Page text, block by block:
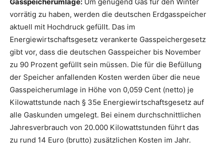
vorrätig zu haben, werden die deutschen Erdgasspeicher
aktuell mit Hochdruck gefüllt. Das im
Energiewirtschaftsgesetz verankerte Gasspeichergesetz
gibt vor, dass die deutschen Gasspeicher bis November
zu 90 Prozent gefüllt sein müssen. Die für die Befüllung
der Speicher anfallenden Kosten werden über die neue
Gasspeicherumlage in Höhe von 0,059 Cent (netto) je
Kilowattstunde nach § 35e Energiewirtschaftsgesetz auf
alle Gaskunden umgelegt. Bei einem durchschnittlichen
Jahresverbrauch von 20.000 Kilowattstunden führt das
zu rund 14 Euro (brutto) zusätzlichen Kosten im Jahr.